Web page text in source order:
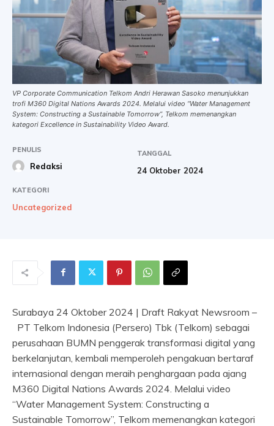
VP Corporate Communication Telkom Andri Herawan Sasoko menunjukkan
trofi M360 Digital Nations Awards 2024. Melalui video “Water Management
System: Constructing a Sustainable Tomorrow”, Telkom memenangkan
kategori Excellence in Sustainability Video Award.
PENULIS
Redaksi
TANGGAL
24 Oktober 2024
KATEGORI
Uncategorized
Surabaya 24 Oktober 2024 | Draft Rakyat Newsroom –
PT Telkom Indonesia (Persero) Tbk (Telkom) sebagai
perusahaan BUMN penggerak transformasi digital yang
berkelanjutan, kembali memperoleh pengakuan bertaraf
internasional dengan meraih penghargaan pada ajang
M360 Digital Nations Awards 2024. Melalui video
“Water Management System: Constructing a
Sustainable Tomorrow”, Telkom memenangkan kategori